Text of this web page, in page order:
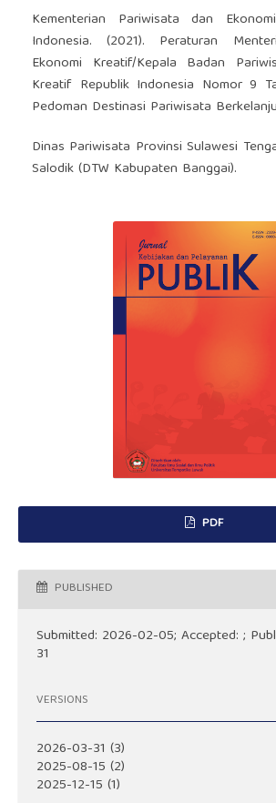
Kementerian Pariwisata dan
Indonesia. (2021). Peraturan
Ekonomi Kreatif/Kepala Badan
Kreatif Republik Indonesia Nomor 9
Pedoman Destinasi Pariwisata
Dinas Pariwisata Provinsi Sulawesi
Salodik (DTW Kabupaten Banggai).
PDF
PUBLISHED
Submitted: 2026-02-05; Accepted: ;
31
VERSIONS
2026-03-31 (3)
2025-08-15 (2)
2025-12-15 (1)